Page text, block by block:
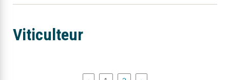
Viticulteur